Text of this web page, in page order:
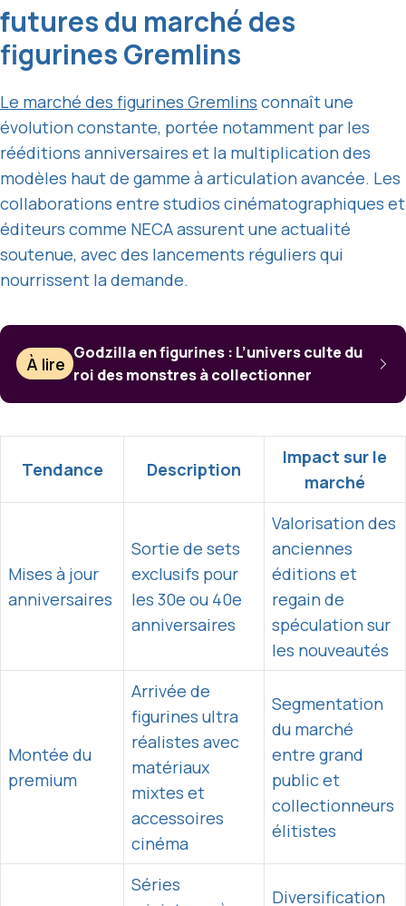
futures du marché des
figurines Gremlins
Le marché des figurines Gremlins connaît une
évolution constante, portée notamment par les
rééditions anniversaires et la multiplication des
modèles haut de gamme à articulation avancée. Les
collaborations entre studios cinématographiques et
éditeurs comme NECA assurent une actualité
soutenue, avec des lancements réguliers qui
nourrissent la demande.
À lire
Godzilla en figurines : L’univers culte du
roi des monstres à collectionner
Tendance Description
Impact sur le
marché
Mises à jour
anniversaires
Sortie de sets
exclusifs pour
les 30e ou 40e
anniversaires
Valorisation des
anciennes
éditions et
regain de
spéculation sur
les nouveautés
Montée du
premium
Arrivée de
figurines ultra
réalistes avec
matériaux
mixtes et
accessoires
cinéma
Segmentation
du marché
entre grand
public et
collectionneurs
élitistes
Séries
Diversification